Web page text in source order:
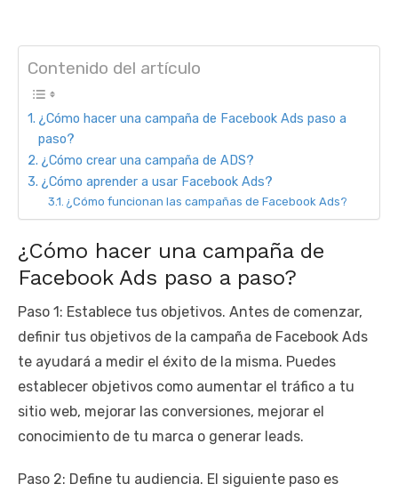
Contenido del artículo
¿Cómo hacer una campaña de Facebook Ads paso a
paso?
¿Cómo crear una campaña de ADS?
¿Cómo aprender a usar Facebook Ads?
¿Cómo funcionan las campañas de Facebook Ads?
¿Cómo hacer una campaña de
Facebook Ads paso a paso?
Paso 1: Establece tus objetivos. Antes de comenzar,
definir tus objetivos de la campaña de Facebook Ads
te ayudará a medir el éxito de la misma. Puedes
establecer objetivos como aumentar el tráfico a tu
sitio web, mejorar las conversiones, mejorar el
conocimiento de tu marca o generar leads.
Paso 2: Define tu audiencia. El siguiente paso es